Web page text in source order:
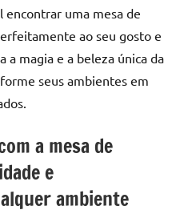
encontrar uma mesa de
ao seu gosto e
a magia e a beleza única da
seus ambientes em
a mesa de
e
ambiente